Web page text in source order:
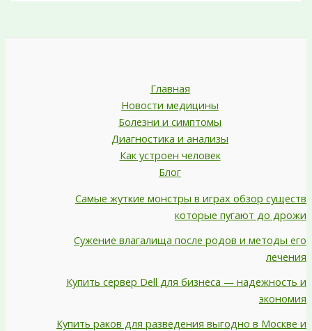
Главная
Новости медицины
Болезни и симптомы
Диагностика и анализы
Как устроен человек
Блог
Самые жуткие монстры в играх обзор существ
которые пугают до дрожи
Сужение влагалища после родов и методы его
лечения
Купить сервер Dell для бизнеса — надежность и
экономия
Купить раков для разведения выгодно в Москве и